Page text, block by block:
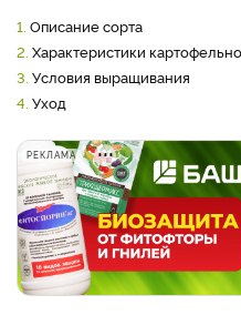
1. Описание сорта
2. Характеристики
3. Условия выращивания
4. Уход
РЕКЛАМА